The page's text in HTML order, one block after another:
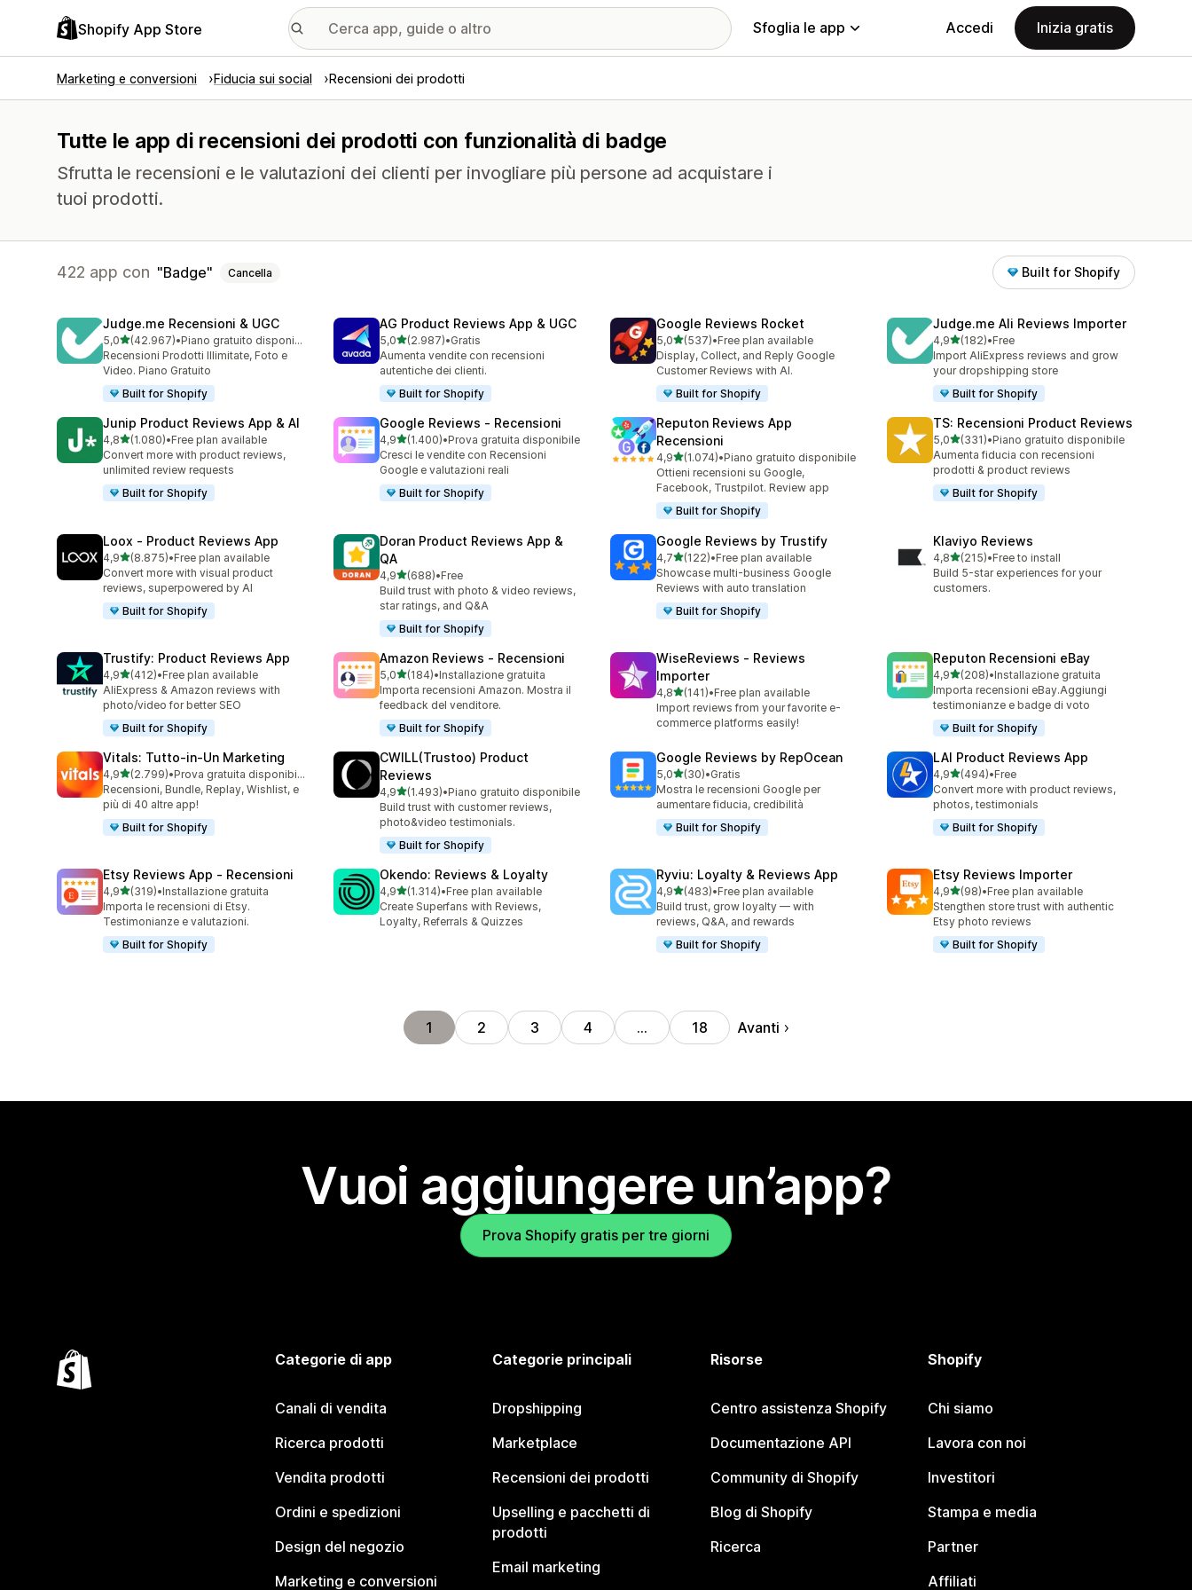
Shopify App Store Sfoglia le app Accedi Inizia gratis
Marketing e conversioni Fiducia sui social Recensioni dei prodotti
Tutte le app di recensioni dei prodotti con funzionalità di badge
Sfrutta le recensioni e le valutazioni dei clienti per invogliare più persone ad acquistare i
tuoi prodotti.
422 app con Badge Cancella Built for Shopify
Judge.me Recensioni & UGC
5,0stelle su 5
(42.967)
42967 recensioni totali
•
Piano gratuito disponibile
Recensioni Prodotti Illimitate, Foto e
Video. Piano Gratuito
Built for Shopify
AG Product Reviews App & UGC
5,0stelle su 5
(2.987)
2987 recensioni totali
•Gratis
Aumenta vendite con recensioni
autentiche dei clienti.
Built for Shopify
Google Reviews Rocket
5,0stelle su 5
(537)
537 recensioni totali
•Free plan available
Display, Collect, and Reply Google
Customer Reviews with AI.
Built for Shopify
Judge.me Ali Reviews Importer
4,9stelle su 5
(182)
182 recensioni totali
•Free
Import AliExpress reviews and grow
your dropshipping store
Built for Shopify
Junip Product Reviews App & AI
4,8stelle su 5
(1.080)
1080 recensioni totali
•Free plan available
Convert more with product reviews,
unlimited review requests
Built for Shopify
Google Reviews ‑ Recensioni
4,9stelle su 5
(1.400)
1400 recensioni totali
•Prova gratuita disponibile
Cresci le vendite con Recensioni
Google e valutazioni reali
Built for Shopify
Reputon Reviews App
Recensioni
4,9stelle su 5
(1.074)
1074 recensioni totali
•Piano gratuito disponibile
Ottieni recensioni su Google,
Facebook, Trustpilot. Review app
Built for Shopify
TS: Recensioni Product Reviews
5,0stelle su 5
(331)
331 recensioni totali
•Piano gratuito disponibile
Aumenta fiducia con recensioni
prodotti & product reviews
Built for Shopify
Loox ‑ Product Reviews App
4,9stelle su 5
(8.875)
8875 recensioni totali
•Free plan available
Convert more with visual product
reviews, superpowered by AI
Built for Shopify
Doran Product Reviews App &
QA
4,9stelle su 5
(688)
688 recensioni totali
•Free
Build trust with photo & video reviews,
star ratings, and Q&A
Built for Shopify
Google Reviews by Trustify
4,7stelle su 5
(122)
122 recensioni totali
•Free plan available
Showcase multi-business Google
Reviews with auto translation
Built for Shopify
Klaviyo Reviews
4,8stelle su 5
(215)
215 recensioni totali
•Free to install
Build 5-star experiences for your
customers.
Trustify: Product Reviews App
4,9stelle su 5
(412)
412 recensioni totali
•Free plan available
AliExpress & Amazon reviews with
photo/video for better SEO
Built for Shopify
Amazon Reviews ‑ Recensioni
5,0stelle su 5
(184)
184 recensioni totali
•Installazione gratuita
Importa recensioni Amazon. Mostra il
feedback del venditore.
Built for Shopify
WiseReviews ‑ Reviews
Importer
4,8stelle su 5
(141)
141 recensioni totali
•Free plan available
Import reviews from your favorite e-
commerce platforms easily!
Reputon Recensioni eBay
4,9stelle su 5
(208)
208 recensioni totali
•Installazione gratuita
Importa recensioni eBay.Aggiungi
testimonianze e badge di voto
Built for Shopify
Vitals: Tutto‑in‑Un Marketing
4,9stelle su 5
(2.799)
2799 recensioni totali
•
Prova gratuita disponibile
Recensioni, Bundle, Replay, Wishlist, e
più di 40 altre app!
Built for Shopify
CWILL(Trustoo) Product
Reviews
4,9stelle su 5
(1.493)
1493 recensioni totali
•Piano gratuito disponibile
Build trust with customer reviews,
photo&video testimonials.
Built for Shopify
Google Reviews by RepOcean
5,0stelle su 5
(30)
30 recensioni totali
•Gratis
Mostra le recensioni Google per
aumentare fiducia, credibilità
Built for Shopify
LAI Product Reviews App
4,9stelle su 5
(494)
494 recensioni totali
•Free
Convert more with product reviews,
photos, testimonials
Built for Shopify
Etsy Reviews App ‑ Recensioni
4,9stelle su 5
(319)
319 recensioni totali
•Installazione gratuita
Importa le recensioni di Etsy.
Testimonianze e valutazioni.
Built for Shopify
Okendo: Reviews & Loyalty
4,9stelle su 5
(1.314)
1314 recensioni totali
•Free plan available
Create Superfans with Reviews,
Loyalty, Referrals & Quizzes
Ryviu: Loyalty & Reviews App
4,9stelle su 5
(483)
483 recensioni totali
•Free plan available
Build trust, grow loyalty — with
reviews, Q&A, and rewards
Built for Shopify
Etsy Reviews Importer
4,9stelle su 5
(98)
98 recensioni totali
•Free plan available
Stengthen store trust with authentic
Etsy photo reviews
Built for Shopify
1 2 3 4 … 18 Avanti
Vuoi aggiungere un’app?
Prova Shopify gratis per tre giorni
Categorie di app
Canali di vendita
Ricerca prodotti
Vendita prodotti
Ordini e spedizioni
Design del negozio
Marketing e conversioni
Categorie principali
Dropshipping
Marketplace
Recensioni dei prodotti
Upselling e pacchetti di
prodotti
Email marketing
Risorse
Centro assistenza Shopify
Documentazione API
Community di Shopify
Blog di Shopify
Ricerca
Shopify
Chi siamo
Lavora con noi
Investitori
Stampa e media
Partner
Affiliati